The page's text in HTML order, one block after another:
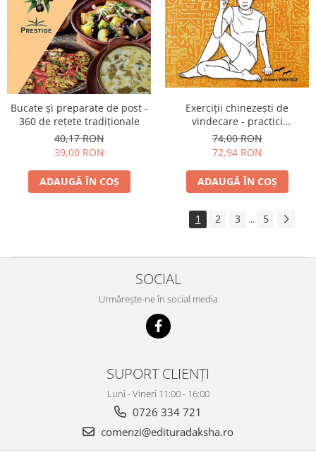
Bucate şi preparate de post -
360 de reţete tradiţionale
40,17 RON
39,00 RON
ADAUGĂ ÎN COȘ
Exerciţii chinezeşti de
vindecare - practici
personalizate pentru sănătate
şi longevitate
74,00 RON
72,94 RON
ADAUGĂ ÎN COȘ
1 2 3 ... 5
SOCIAL
Urmărește-ne în social media
SUPORT CLIENȚI
Luni - Vineri 11:00 - 16:00
0726 334 721
comenzi@edituradaksha.ro